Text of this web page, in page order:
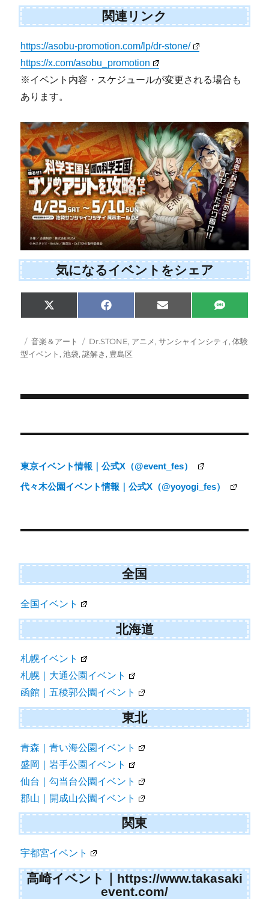
関連リンク
https://asobu-promotion.com/lp/dr-stone/
https://x.com/asobu_promotion
※イベント内容・スケジュールが変更される場合も
あります。
気になるイベントをシェア
Share
on
X
(
w
i
t
)
Share
on
F
a
e
b
o
Share
on
E
m
i
l
Share
on
S
M
投
稿
カ
テ
音楽＆アート
タ
グ
Dr.STONE, アニメ,サンシャインシティ,体験
型イベント ,池袋,謎解き , 豊島区
稿
ビ
ゲ
シ
ン
東京イベント情報｜公式X（@event_fes）
代々木公園イベント情報｜公式X（@yoyogi_fes）
全国
全国イベント
北海道
札幌イベント
札幌｜大通公園イベント
函館｜五稜郭公園イベント
東北
青森｜青い海公園イベント
盛岡｜岩手公園イベント
仙台｜勾当台公園イベント
郡山｜開成山公園イベント
関東
宇都宮イベント
高崎イベント｜https://www.takasaki
event.com/